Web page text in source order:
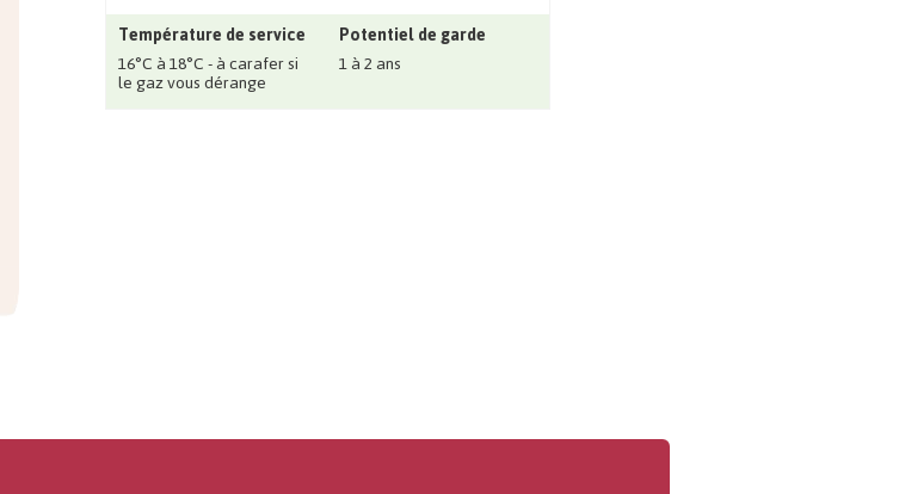
Température de service
16°C à 18°C - à carafer si
le gaz vous dérange
Potentiel de garde
1 à 2 ans